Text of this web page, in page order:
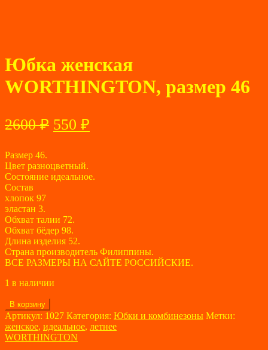
Юбка женская
WORTHINGTON, размер 46
2600₽ Первоначальная
2600 ₽.
550 ₽
Размер 46.
Цвет разноцветный.
Состояние идеальное.
Состав
хлопок 97
эластан 3.
Обхват талии 72.
Обхват бёдер 98.
Длина изделия 52.
Страна производитель Филиппины.
ВСЕ РАЗМЕРЫ НА САЙТЕ РОССИЙСКИЕ.
1 в наличии
Количество
товара
Юбка
женская
В корзину
Артикул: 1027 Категория: Юбки и комбинезоны Метки:
женское, идеальное, летнее
WORTHINGTON